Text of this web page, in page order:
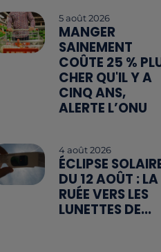
5 août 2026
MANGER
SAINEMENT
COÛTE 25 %
CHER QU'IL Y A
CINQ ANS,
ALERTE L’ONU
4 août 2026
ÉCLIPSE
DU 12 AOÛT : LA
RUÉE VERS LES
LUNETTES DE...